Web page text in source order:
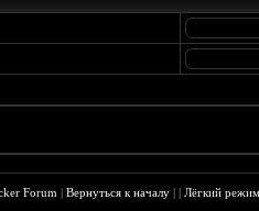
Forum |Вернуться к началу ||Лёгкий